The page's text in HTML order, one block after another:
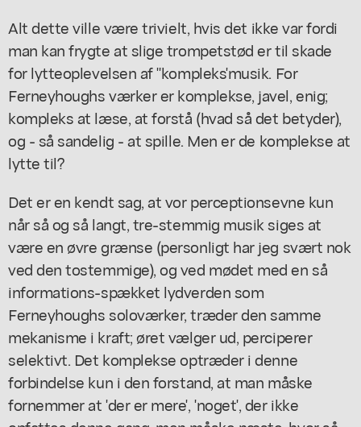
Alt dette ville være trivielt, hvis det ikke var fordi
man kan frygte at slige trompetstød er til skade
for lytteoplevelsen af "kompleks'musik. For
Ferneyhoughs værker er komplekse, javel, enig;
kompleks at læse, at forstå (hvad så det betyder),
og - så sandelig - at spille. Men er de komplekse at
lytte til?
Det er en kendt sag, at vor perceptionsevne kun
når så og så langt, tre-stemmig musik siges at
være en øvre grænse (personligt har jeg svært nok
ved den tostemmige), og ved mødet med en så
informations-spækket lydverden som
Ferneyhoughs soloværker, træder den samme
mekanisme i kraft; øret vælger ud, perciperer
selektivt. Det komplekse optræder i denne
forbindelse kun i den forstand, at man måske
fornemmer at 'der er mere', 'noget', der ikke